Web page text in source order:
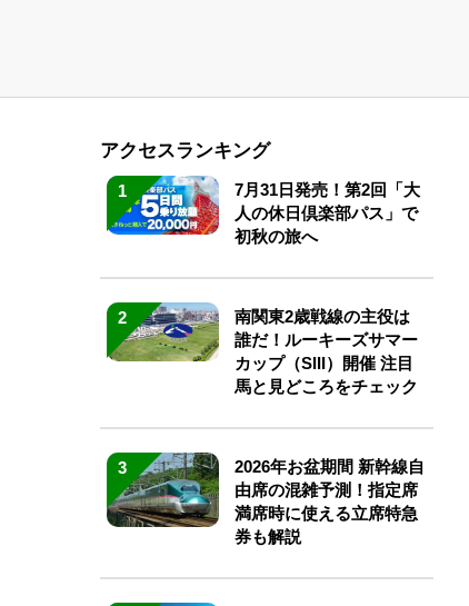
アクセスランキング
1
7月31日発売！第2回「大
人の休日倶楽部パス」で
初秋の旅へ
2
南関東2歳戦線の主役は
誰だ！ルーキーズサマー
カップ（SIII）開催 注目
馬と見どころをチェック
3
2026年お盆期間 新幹線自
由席の混雑予測！指定席
満席時に使える立席特急
券も解説